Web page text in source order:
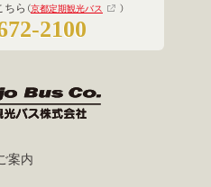
ちら （京都定期観光バス ）
2100
案内